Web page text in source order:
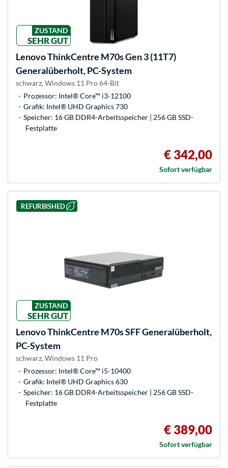
ZUSTAND
SEHR GUT
LenovoThinkCentre M70s Gen 3 (11T7)
Generalüberholt, PC-System
schwarz, Windows 11 Pro 64-Bit
Prozessor: Intel® Core™ i3-12100
Grafik: Intel® UHD Graphics 730
Speicher: 16 GB DDR4-Arbeitsspeicher | 256 GB SSD-
Festplatte
€ 342,00
Sofort verfügbar
REFURBISHED
ZUSTAND
SEHR GUT
LenovoThinkCentre M70s SFF Generalüberholt,
PC-System
schwarz, Windows 11 Pro
Prozessor: Intel® Core™ i5-10400
Grafik: Intel® UHD Graphics 630
Speicher: 16 GB DDR4-Arbeitsspeicher | 256 GB SSD-
Festplatte
€ 389,00
Sofort verfügbar